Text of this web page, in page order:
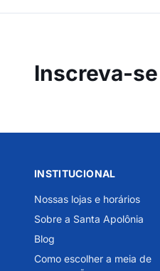
Inscreva-
INSTITUCIONAL
Nossas lojas e horários
Sobre a Santa Apolônia
Blog
Como escolher a meia de